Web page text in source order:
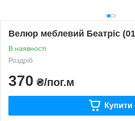
Велюр меблевий Беатріс
В наявності
Роздріб
370 ₴/пог.м
Купити